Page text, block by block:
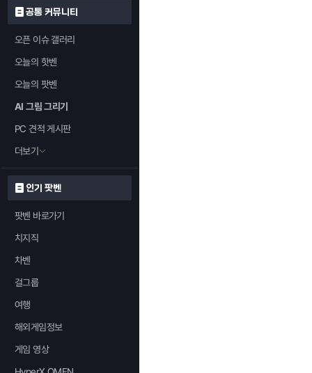
공통 커뮤니티
오픈 이슈 갤러리
오늘의 핫벤
오늘의 팟벤
AI 그림 그리기
PC 견적 게시판
더보기
인기 팟벤
팟벤 바로가기
치지직
차벤
걸그룹
여행
해외게임정보
게임 영상